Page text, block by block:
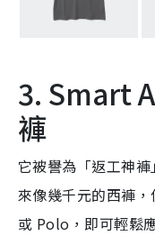
3. Smart
褲
它被譽為「返工神
來像幾千元的西褲
或 Polo，即可輕鬆